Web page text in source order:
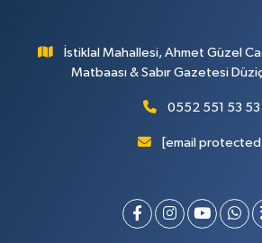
İstiklal Mahallesi, Ahmet Güzel
Matbaası & Sabır Gazetesi
0552 551 53 53
[email